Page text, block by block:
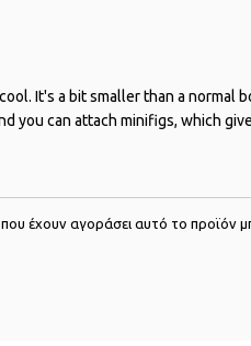
It's a bit smaller than a normal
you can attach minifigs, which
έχουν αγοράσει αυτό το προϊόν